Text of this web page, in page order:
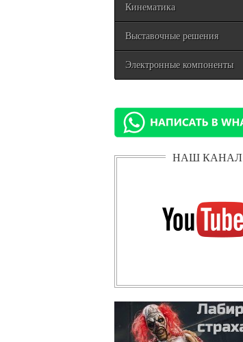
Кинематика
Выставочные решения
Электронные компоненты
НАШ КАНАЛ